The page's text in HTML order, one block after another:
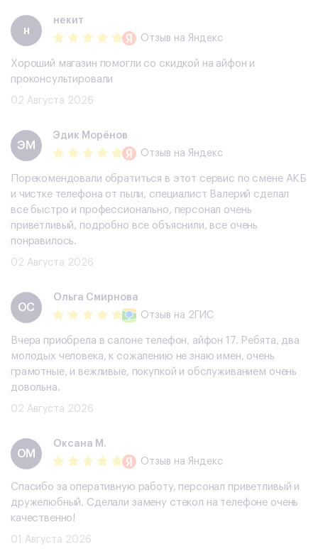
н
некит
Отзыв на Яндекс
Хороший магазин помогли со скидкой на айфон и
проконсультировали
02 Августа 2026
ЭМ
Эдик Морёнов
Отзыв на Яндекс
Порекомендовали обратиться в этот сервис по смене АКБ
и чистке телефона от пыли, специалист Валерий сделал
все быстро и профессионально, персонал очень
приветливый, подробно все объяснили, все очень
понравилось.
02 Августа 2026
ОС
Ольга Смирнова
Отзыв на 2ГИС
Вчера приобрела в салоне телефон, айфон 17. Ребята, два
молодых человека, к сожалению не знаю имен, очень
грамотные, и вежливые, покупкой и обслуживанием очень
довольна.
02 Августа 2026
ОМ
Оксана М.
Отзыв на Яндекс
Спасибо за оперативную работу, персонал приветливый и
дружелюбный. Сделали замену стекол на телефоне очень
качественно!
01 Августа 2026